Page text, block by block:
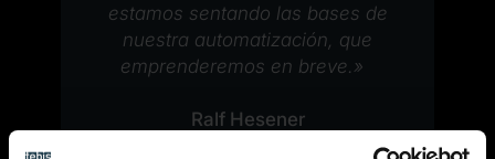
estamos sentando las bases de
nuestra automatización, que
emprenderemos en breve.»
Ralf Hesener
Jefe de Ingeniería de Troqueles